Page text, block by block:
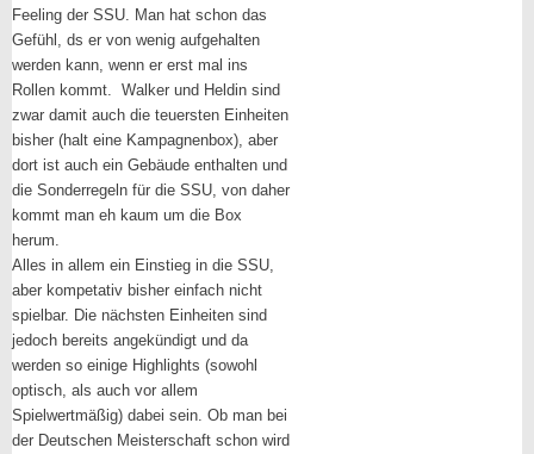
Feeling der SSU. Man hat schon das
Gefühl, ds er von wenig aufgehalten
werden kann, wenn er erst mal ins
Rollen kommt. Walker und Heldin sind
zwar damit auch die teuersten Einheiten
bisher (halt eine Kampagnenbox), aber
dort ist auch ein Gebäude enthalten und
die Sonderregeln für die SSU, von daher
kommt man eh kaum um die Box
herum.
Alles in allem ein Einstieg in die SSU,
aber kompetativ bisher einfach nicht
spielbar. Die nächsten Einheiten sind
jedoch bereits angekündigt und da
werden so einige Highlights (sowohl
optisch, als auch vor allem
Spielwertmäßig) dabei sein. Ob man bei
der Deutschen Meisterschaft schon wird